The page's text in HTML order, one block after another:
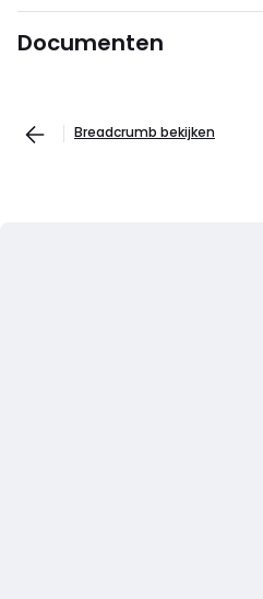
Documenten
Breadcrumb bekijken